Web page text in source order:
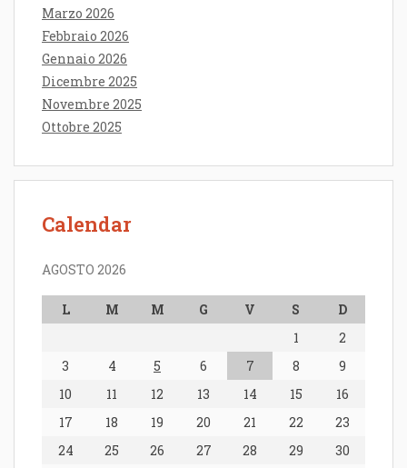
Marzo 2026
Febbraio 2026
Gennaio 2026
Dicembre 2025
Novembre 2025
Ottobre 2025
Calendar
AGOSTO 2026
L M M G V S
D
1
2
3
4 5 6 7 8
9
10
11 12 13 14 15
16
17
18 19 20 21 22
23
24
25 26 27 28 29
30